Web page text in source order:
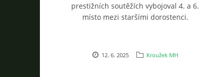
prestižních soutěžích vybojoval 4. a 6.
místo mezi staršími dorostenci.
12. 6. 2025 Kroužek MH